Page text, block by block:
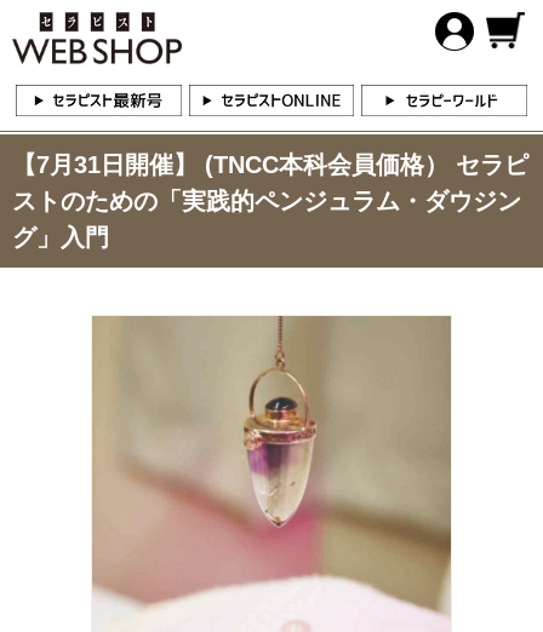
【7月31日開催】 (TNCC本科会員価格） セラピ
ストのための「実践的ペンジュラム・ダウジン
グ」入門